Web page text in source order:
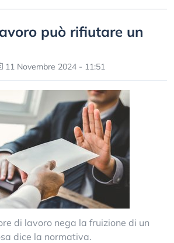
può rifiutare un
11 Novembre 2024 - 11:51
di lavoro nega la fruizione di un
dice la normativa.